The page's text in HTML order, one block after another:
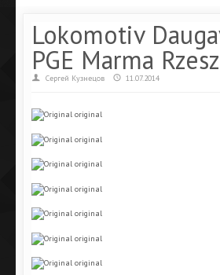
Lokomotiv
PGE Marma
Сергей Кузнецов 11.07.2014